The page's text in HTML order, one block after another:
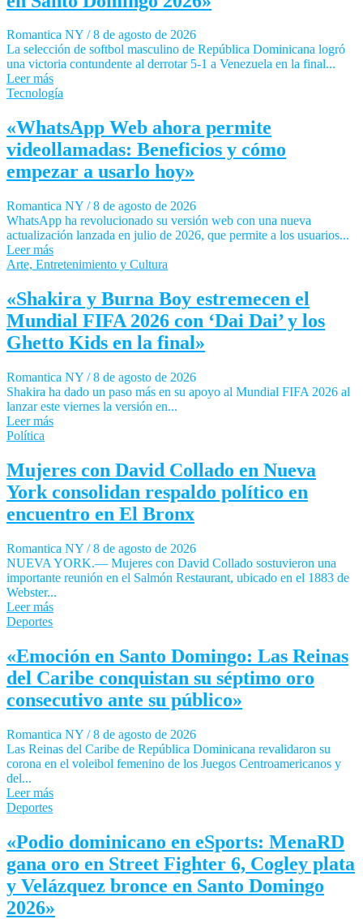
Romantica NY / 8 de agosto de 2026
La selección de softbol masculino de República Dominicana logró
una victoria contundente al derrotar 5-1 a Venezuela en la final...
Leer más
Tecnología
«WhatsApp Web ahora permite
videollamadas: Beneficios y cómo
empezar a usarlo hoy»
Romantica NY / 8 de agosto de 2026
WhatsApp ha revolucionado su versión web con una nueva
actualización lanzada en julio de 2026, que permite a los usuarios...
Leer más
Arte, Entretenimiento y Cultura
«Shakira y Burna Boy estremecen el
Mundial FIFA 2026 con ‘Dai Dai’ y los
Ghetto Kids en la final»
Romantica NY / 8 de agosto de 2026
Shakira ha dado un paso más en su apoyo al Mundial FIFA 2026 al
lanzar este viernes la versión en...
Leer más
Política
Mujeres con David Collado en Nueva
York consolidan respaldo político en
encuentro en El Bronx
Romantica NY / 8 de agosto de 2026
NUEVA YORK.— Mujeres con David Collado sostuvieron una
importante reunión en el Salmón Restaurant, ubicado en el 1883 de
Webster...
Leer más
Deportes
«Emoción en Santo Domingo: Las Reinas
del Caribe conquistan su séptimo oro
consecutivo ante su público»
Romantica NY / 8 de agosto de 2026
Las Reinas del Caribe de República Dominicana revalidaron su
corona en el voleibol femenino de los Juegos Centroamericanos y
del...
Leer más
Deportes
«Podio dominicano en eSports: MenaRD
gana oro en Street Fighter 6, Cogley plata
y Velázquez bronce en Santo Domingo
2026»